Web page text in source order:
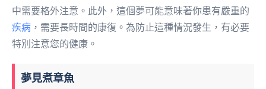
中需要格外注意。此外，這個夢可能意味著你患有嚴重的
疾病 ，需要長時間的康復。為防止這種情況發生，有必要
特別注意您的健康。
夢見煮章魚